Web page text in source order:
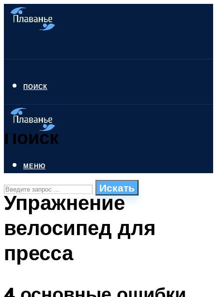
ПОИСК
Поиск
Искать
СТИЛИ ПЛАВАНЬЯ
ПЛАВАНЬЕ ДЛЯ ДЕТЕЙ
БАССЕЙН ДЛЯ ДОМА
МЕНЮ
Упражнение
велосипед для
пресса